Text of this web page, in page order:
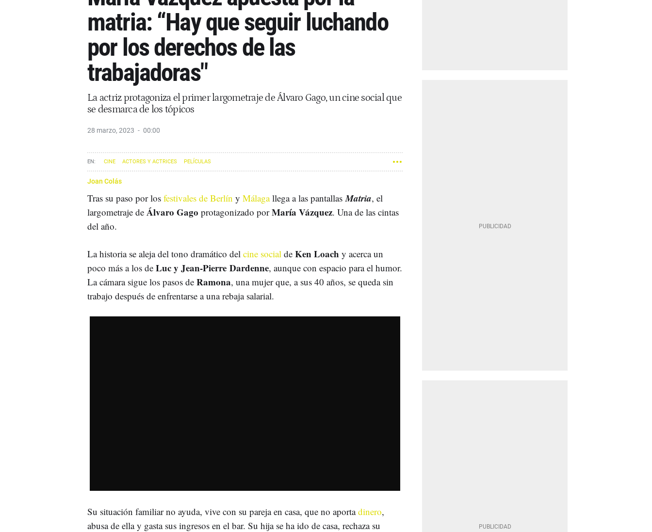
matria: “Hay que seguir luchando
por los derechos de las
trabajadoras"
La actriz protagoniza el primer largometraje de Álvaro Gago, un cine social que
se desmarca de los tópicos
28 marzo, 2023 00:00
CINE ACTORES Y ACTRICES PELÍCULAS
Joan Colás
Tras su paso por los festivales de Berlín y Málagallega a las pantallas Matria, el
largometraje de Álvaro Gago protagonizado porMaría Vázquez. Una de las cintas
del año.
La historia se aleja del tono dramático del cine social de Ken Loach y acerca un
poco más a los de Luc y Jean-Pierre Dardenne, aunque con espacio para el humor.
La cámara sigue los pasos de Ramona, una mujer que, a sus 40 años, se queda sin
trabajo después de enfrentarse a una rebaja salarial.
Su situación familiar no ayuda, vive con su pareja en casa, que no aportadinero,
abusa de ella y gasta sus ingresos en el bar. Su hija se ha ido de casa, rechaza su